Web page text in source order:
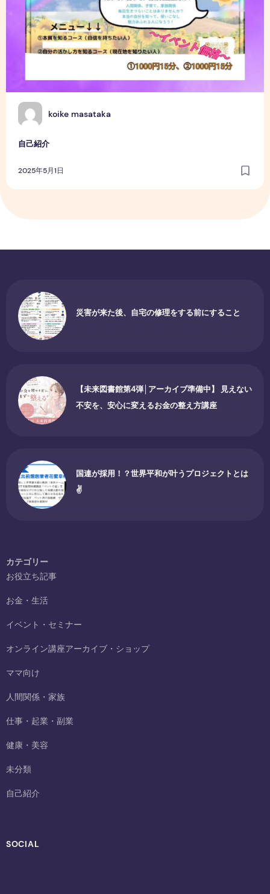
K koike masataka
自己紹介
2025年5月1日
災害が来た後、自宅の修理をする前にすること
【未来図書館第4弾│アーカイブ準備中】 見えない
不安を、安心に変えるお金の整え方講座
国連が採用！？世界平和が叶うプロジェクトとは
✌
カテゴリー
お役立ち記事
お金・生活
イベント・セミナー
オンライン講座アーカイブ・ショップ
ママ向け
人間関係・家族
仕事・起業・副業
健康・美容
未分類
自己紹介
SOCIAL